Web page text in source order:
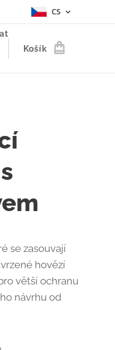
CS
Košík
se zasouvají
hovězí
větší ochranu
návrhu od